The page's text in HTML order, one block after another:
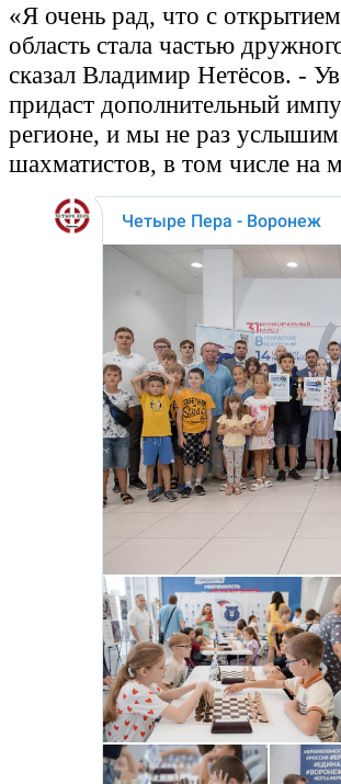
«Я очень рад, что с
область стала частью
сказал Владимир Нетёсов. -
придаст дополнительный
регионе, и мы не раз
шахматистов, в том числе на